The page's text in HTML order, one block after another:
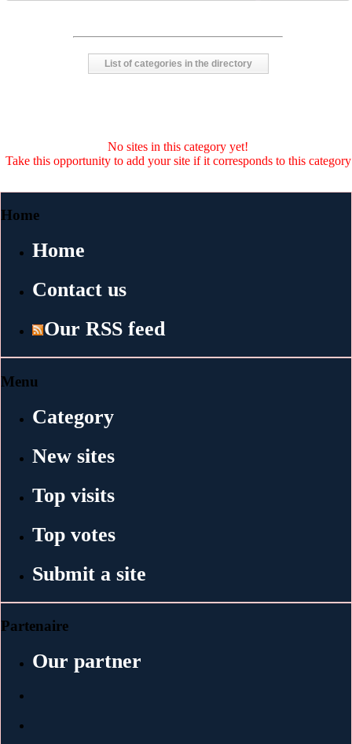
List of categories in the directory
No sites in this category yet!
Take this opportunity to add your site if it corresponds to this category
Home
Home
Contact us
Our RSS feed
Menu
Category
New sites
Top visits
Top votes
Submit a site
Partenaire
Our partner